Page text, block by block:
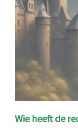
Wie heeft de